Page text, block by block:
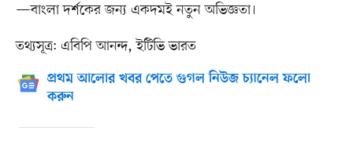
—বাংলা দর্শকের জন্য একদমই নতুন অভিজ্ঞতা।
তথ্যসূত্র: এবিপি আনন্দ, ইটিভি ভারত
প্রথম আলোর খবর পেতে গুগল নিউজ চ্যানেল ফলো
করুন